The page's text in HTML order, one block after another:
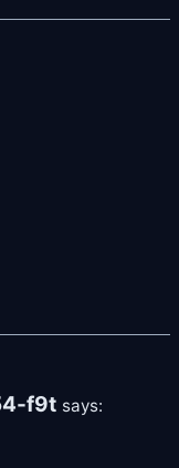
f9t says: